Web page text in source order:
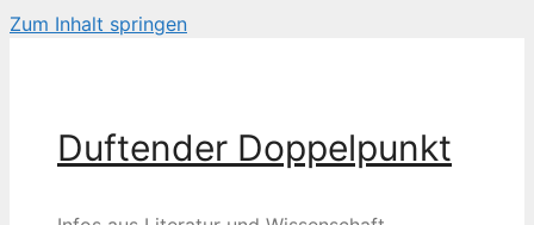
Zum Inhalt springen
Duftender Doppelpunkt